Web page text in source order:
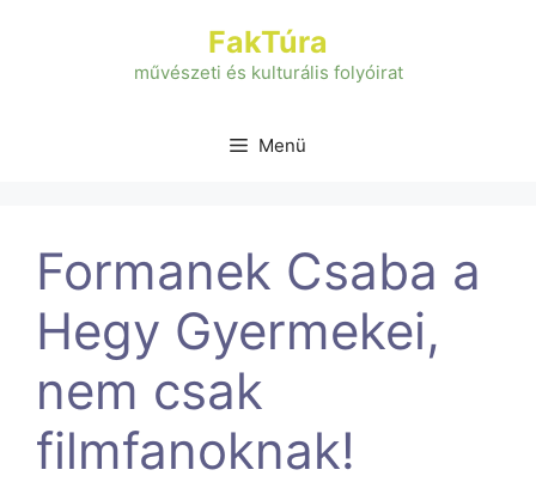
FakTúra
művészeti és kulturális folyóirat
Menü
Formanek Csaba a
Hegy Gyermekei,
nem csak
filmfanoknak!